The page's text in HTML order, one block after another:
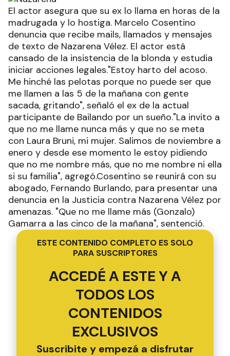
El actor asegura que su ex lo llama en horas de la
madrugada y lo hostiga. Marcelo Cosentino
denuncia que recibe mails, llamados y mensajes
de texto de Nazarena Vélez. El actor está
cansado de la insistencia de la blonda y estudia
iniciar acciones legales."Estoy harto del acoso.
Me hinché las pelotas porque no puede ser que
me llamen a las 5 de la mañana con gente
sacada, gritando", señaló el ex de la actual
participante de Bailando por un sueño."La invito a
que no me llame nunca más y que no se meta
con Laura Bruni, mi mujer. Salimos de noviembre a
enero y desde ese momento le estoy pidiendo
que no me nombre más, que no me nombre ni ella
si su familia", agregó.Cosentino se reunirá con su
abogado, Fernando Burlando, para presentar una
denuncia en la Justicia contra Nazarena Vélez por
amenazas. "Que no me llame más (Gonzalo)
Gamarra a las cinco de la mañana", sentenció.
ESTE CONTENIDO COMPLETO ES SOLO
PARA SUSCRIPTORES
ACCEDÉ A ESTE Y A
TODOS LOS
CONTENIDOS
EXCLUSIVOS
Suscribite y empezá a disfrutar